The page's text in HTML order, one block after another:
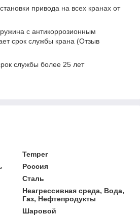
привода на всех кранах от
с антикоррозионным
срок службы крана (Отзыв
службы более 25 лет
Temper
Россия
Сталь
Неагрессивная среда, Вода,
Газ, Нефтепродукты
Шаровой